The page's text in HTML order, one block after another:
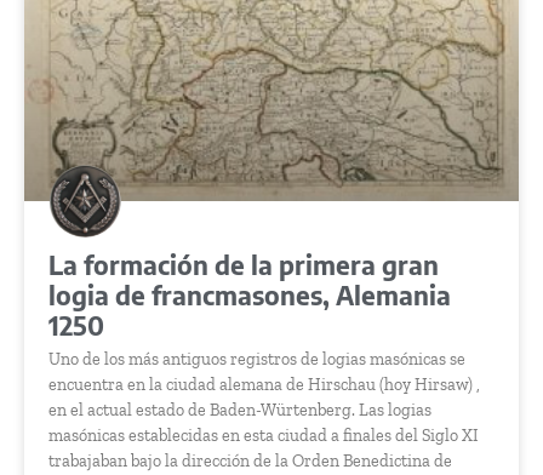
La formación de la primera gran
logia de francmasones, Alemania
1250
Uno de los más antiguos registros de logias masónicas se
encuentra en la ciudad alemana de Hirschau (hoy Hirsaw) ,
en el actual estado de Baden-Würtenberg. Las logias
masónicas establecidas en esta ciudad a finales del Siglo XI
trabajaban bajo la dirección de la Orden Benedictina de